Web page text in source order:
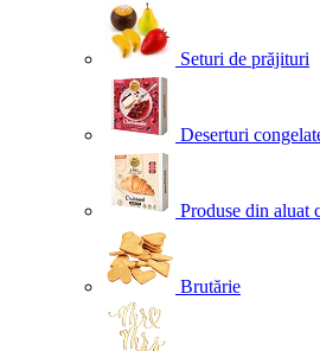
Seturi de prăjituri
Deserturi
Produse din aluat
Brutărie